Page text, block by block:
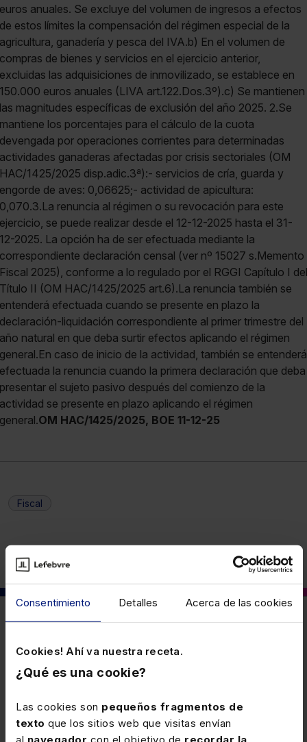
Consentimiento Detalles Acerca de las cookies
Cookies! Ahí va nuestra receta.
¿Qué es una cookie?
Las cookies son pequeños fragmentos de
texto que los sitios web que visitas envían
euros anuales. Se excluye del volumen de ingresos a efectos
de estos límites la compensación del régimen especial de la
agricultura, ganadería y pesca del IVA.b) En el volumen de
compras de bienes y servicios en el ejercicio anterior,
excluidas las adquisiciones de inmovilizado, se establece en
150.000 euros anuales (LIVA art.122.Dos.3º).c) Se mantienen
las magnitudes específicas de exclusión del año 2025. 2.Se
mantiene los porcentajes para el cálculo de la cuota
devengada por operaciones corrientes para determinadas
actividades ganaderas afectadas por crisis sectoriales (OM
HAC/1425/2025 disp.adic.3ª):- servicios de cría, guarda y
engorde de aves: 0,06625;- actividad de apicultura:
0,070.3.La renuncia al régimen o su revocación para este
ejercicio, se puede realizar desde el 12-12-2025 hasta el 31-
12-2025. La opción ha de ser efectuada mediante la
correspondiente declaración censal (ver nº 15027 s.Memento
Fiscal 2025), conforme a lo regulado por el RGGI Capítulo I del
Título II (OM HAC/1425/2025 art.6).La renuncia también se
entenderá efectuada cuando se presente en plazo la
declaración-liquidación correspondiente al primer trimestre del
año natural en que deba surtir efectos aplicando el régimen
general.En caso de inicio de la actividad, también se entenderá
efectuada la renuncia cuando la primera declaración que deba
presentar el sujeto pasivo después del comienzo de la
actividad se presente en plazo aplicando el régimen
general.OM HAC/1425/2025, BOE 11-12-25
Fiscal
También puede interesarte
21 JULIO 2026
de I+D+i
Se amplía el beneficio del tipo 0% del IGIC a las